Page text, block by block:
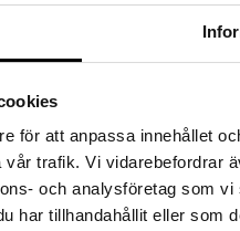
för att anpassa innehållet
trafik. Vi vidarebefordrar
och analysföretag som
har tillhandahållit eller som
aromien kanssa (5%).